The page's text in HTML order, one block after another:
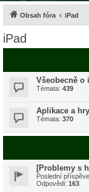
Obsah fóra iPad
iPad
Všeobecně o
Témata: 439
Aplikace a hry
Témata: 370
[Problemy s
Poslední
Odpovědi: 163